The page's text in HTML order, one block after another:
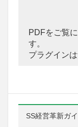
PDFをご覧
す。
プラグイン
SS経営革新ガ